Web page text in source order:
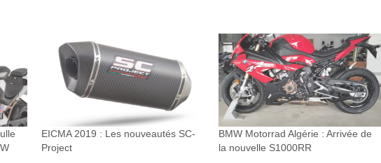
EICMA 2019 : Les nouveautés SC-
Project
BMW Motorrad Algérie : Arrivée de
la nouvelle S1000RR